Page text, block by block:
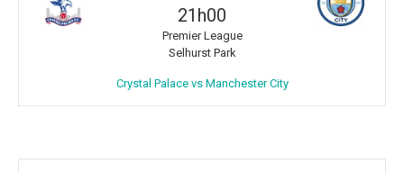
21h00
Premier League
Selhurst Park
Crystal Palace vs Manchester City